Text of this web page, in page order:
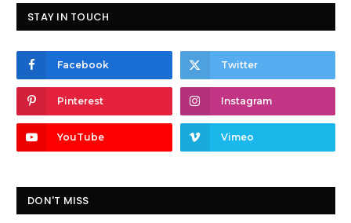
STAY IN TOUCH
Facebook Twitter
Pinterest Instagram
YouTube Vimeo
DON'T MISS